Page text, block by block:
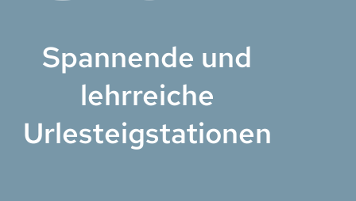
Spannende und
lehrreiche
Urlesteigstationen